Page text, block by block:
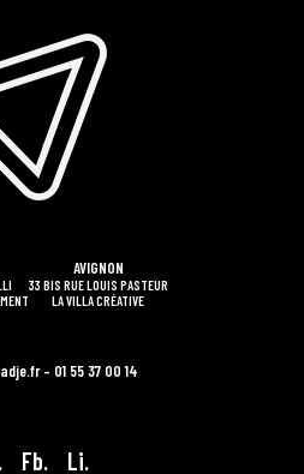
AVIGNON
33 BIS RUE LOUIS PASTEUR
LA VILLA CRÉATIVE
– 01 55 37 00 14
Fb. Li.